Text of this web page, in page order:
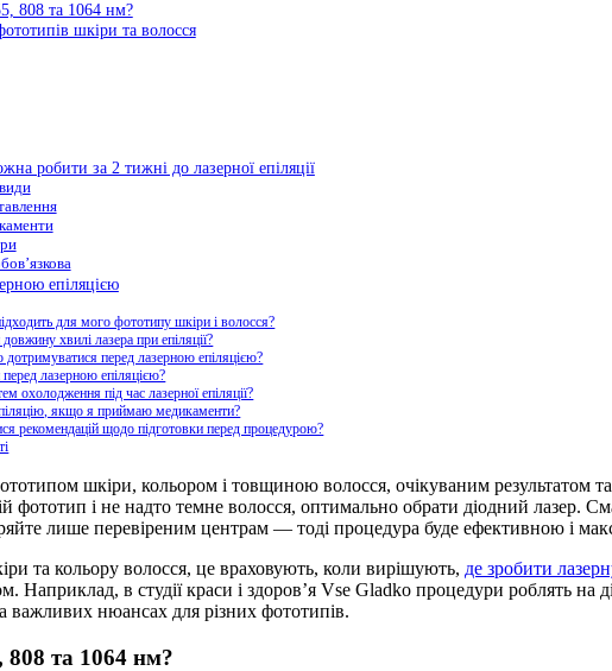
808 та 1064 нм?
шкіри та волосся
робити за 2 тижні до лазерної епіляції
епіляцією
для мого фототипу шкіри і волосся?
хвилі лазера при епіляції?
дотримуватися перед лазерною епіляцією?
лазерною епіляцією?
охолодження під час лазерної епіляції?
якщо я приймаю медикаменти?
рекомендацій щодо підготовки перед процедурою?
шкіри, кольором і товщиною волосся, очікуваним результатом
фототип і не надто темне волосся, оптимально обрати діодний
лише перевіреним центрам — тоді процедура буде ефективною і
та кольору волосся, це враховують, коли вирішують, де зробити
Наприклад, в студії краси і здоров’я Vse Gladko процедури роблять
важливих нюансах для різних фототипів.
та 1064 нм?